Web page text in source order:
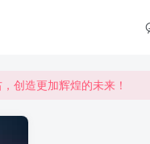
创造更加辉煌的未来！
创造更加辉煌的未来！